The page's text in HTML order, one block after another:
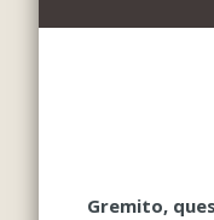
Gremito,